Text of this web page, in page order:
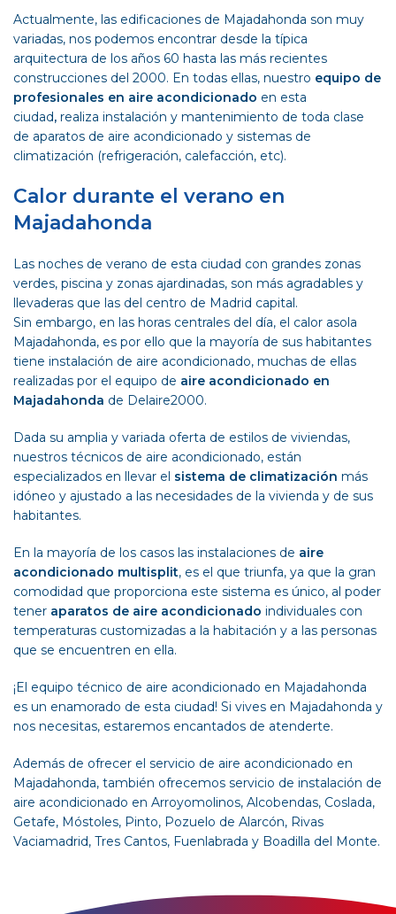
Actualmente, las edificaciones de Majadahonda son muy
variadas, nos podemos encontrar desde la típica
arquitectura de los años 60 hasta las más recientes
construcciones del 2000. En todas ellas, nuestro equipo de
profesionales en aire acondicionado en esta
ciudad, realiza instalación y mantenimiento de toda clase
de aparatos de aire acondicionado y sistemas de
climatización (refrigeración, calefacción, etc).
Calor durante el verano en
Majadahonda
Las noches de verano de esta ciudad con grandes zonas
verdes, piscina y zonas ajardinadas, son más agradables y
llevaderas que las del centro de Madrid capital.
Sin embargo, en las horas centrales del día, el calor asola
Majadahonda, es por ello que la mayoría de sus habitantes
tiene instalación de aire acondicionado, muchas de ellas
realizadas por el equipo de aire acondicionado en
Majadahonda de Delaire2000.
Dada su amplia y variada oferta de estilos de viviendas,
nuestros técnicos de aire acondicionado, están
especializados en llevar el sistema de climatización más
idóneo y ajustado a las necesidades de la vivienda y de sus
habitantes.
En la mayoría de los casos las instalaciones de aire
acondicionado multisplit, es el que triunfa, ya que la gran
comodidad que proporciona este sistema es único, al poder
tener aparatos de aire acondicionado individuales con
temperaturas customizadas a la habitación y a las personas
que se encuentren en ella.
¡El equipo técnico de aire acondicionado en Majadahonda
es un enamorado de esta ciudad! Si vives en Majadahonda y
nos necesitas, estaremos encantados de atenderte.
Además de ofrecer el servicio de aire acondicionado en
Majadahonda, también ofrecemos servicio de instalación de
aire acondicionado en Arroyomolinos, Alcobendas, Coslada,
Getafe, Móstoles, Pinto, Pozuelo de Alarcón, Rivas
Vaciamadrid, Tres Cantos, Fuenlabrada y Boadilla del Monte.